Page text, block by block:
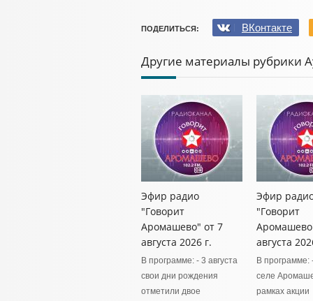
ПОДЕЛИТЬСЯ: ВКонтакте
Другие материалы рубрики
Эфир радио
"Говорит
Аромашево" от 7
августа 2026 г.
В программе: - 3 августа
свои дни рождения
отметили двое
Эфир
"Говорит
августа
В программе:
селе
рамках акции